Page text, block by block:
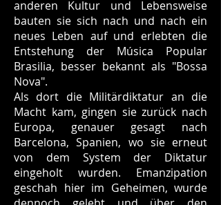
anderen Kultur und Lebensweise
bauten sie sich nach und nach ein
neues Leben auf und erlebten die
Entstehung der Música Popular
Brasilia, besser bekannt als "Bossa
Nova".
Als dort die Militärdiktatur an die
Macht kam, gingen sie zurück nach
Europa, genauer gesagt nach
Barcelona, Spanien, wo sie erneut
von dem System der Diktatur
eingeholt wurden. Emanzipation
geschah hier im Geheimen, wurde